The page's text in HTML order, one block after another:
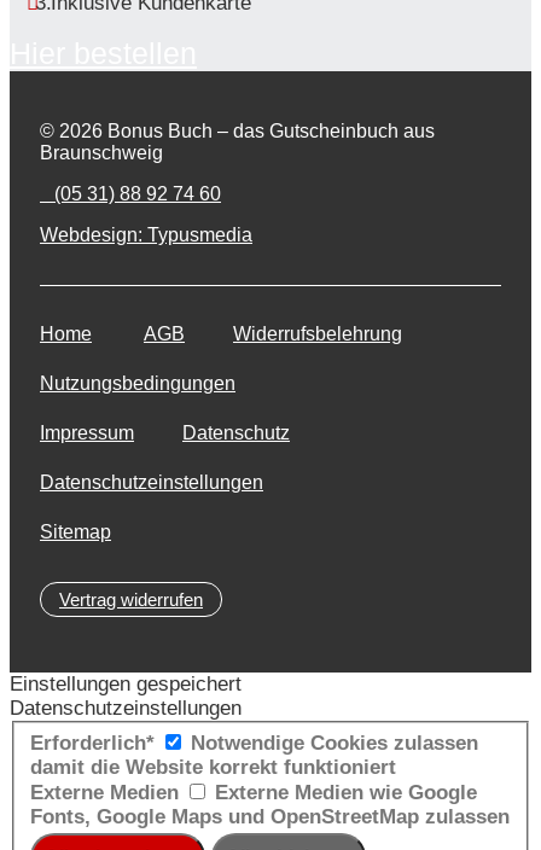
© 2026 Bonus Buch – das Gutscheinbuch aus
Braunschweig
(05 31) 88 92 74 60
Webdesign: Typusmedia
Home AGB Widerrufsbelehrung
Nutzungsbedingungen
Impressum Datenschutz
Datenschutzeinstellungen
Sitemap
Vertrag widerrufen
Einstellungen gespeichert
Datenschutzeinstellungen
Erforderlich*
Notwendige Cookies zulassen
damit die Website korrekt funktioniert
Externe Medien
Externe Medien wie Google
Fonts, Google Maps und OpenStreetMap zulassen